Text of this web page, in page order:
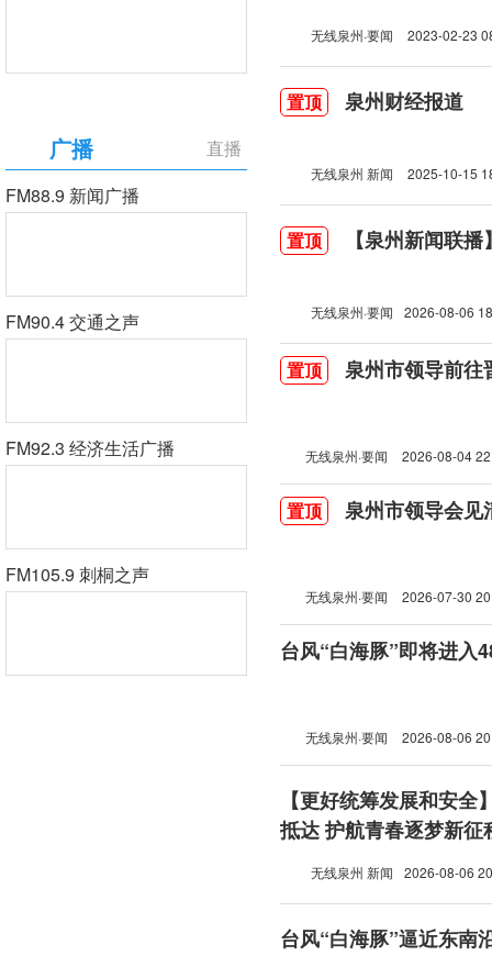
直播
广播
FM88.9 新闻广播
FM90.4 交通之声
FM92.3 经济生活广播
FM105.9 刺桐之声
无线泉州·要闻 2023-02-23
置顶 泉州财经报道
无线泉州 新闻 2025-10-15
置顶 【泉州新闻联
无线泉州·要闻 2026-08-06
置顶 泉州市领导前往
无线泉州·要闻 2026-08-04
置顶 泉州市领导会见
无线泉州·要闻 2026-07-30
台风“白海豚”即将进入
无线泉州·要闻 2026-08-06
【更好统筹发展和安全
抵达 护航青春逐梦新征
无线泉州 新闻 2026-08-06
台风“白海豚”逼近东南